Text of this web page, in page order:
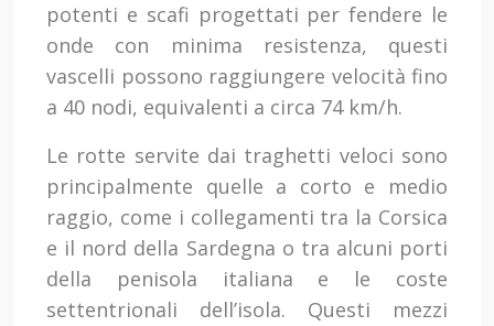
potenti e scafi progettati per fendere le
onde con minima resistenza, questi
vascelli possono raggiungere velocità fino
a 40 nodi, equivalenti a circa 74 km/h.
Le rotte servite dai traghetti veloci sono
principalmente quelle a corto e medio
raggio, come i collegamenti tra la Corsica
e il nord della Sardegna o tra alcuni porti
della penisola italiana e le coste
settentrionali dell’isola. Questi mezzi